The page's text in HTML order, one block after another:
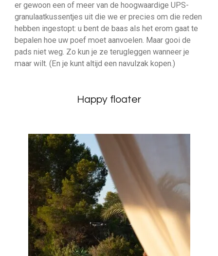
er gewoon een of meer van de hoogwaardige UPS-
granulaatkussentjes uit die we er precies om die reden
hebben ingestopt: u bent de baas als het erom gaat te
bepalen hoe uw poef moet aanvoelen. Maar gooi de
pads niet weg. Zo kun je ze terugleggen wanneer je
maar wilt. (En je kunt altijd een navulzak kopen.)
Happy floater